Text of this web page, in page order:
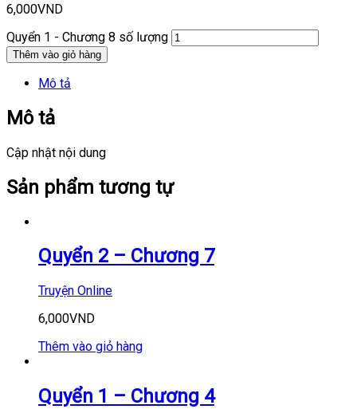
6,000VND
Quyển 1 - Chương 8 số lượng
Thêm vào giỏ hàng
Mô tả
Mô tả
Cập nhật nội dung
Sản phẩm tương tự
Quyển 2 – Chương 7
Truyện Online
6,000VND
Thêm vào giỏ hàng
Quyển 1 – Chương 4